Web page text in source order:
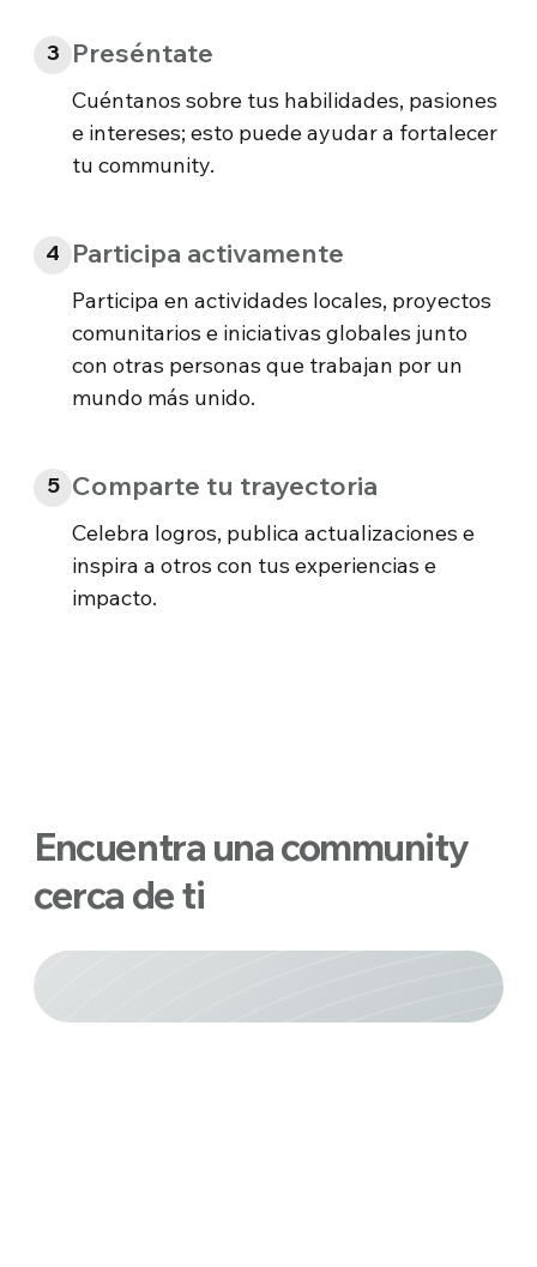
3 Preséntate
Cuéntanos sobre tus habilidades, pasiones
e intereses; esto puede ayudar a fortalecer
tu community.
4 Participa activamente
Participa en actividades locales, proyectos
comunitarios e iniciativas globales junto
con otras personas que trabajan por un
mundo más unido.
5 Comparte tu trayectoria
Celebra logros, publica actualizaciones e
inspira a otros con tus experiencias e
impacto.
Encuentra una community
cerca de ti